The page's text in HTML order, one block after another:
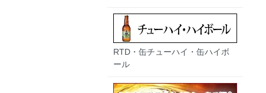
RTD・缶チューハイ・缶ハイボ
ール